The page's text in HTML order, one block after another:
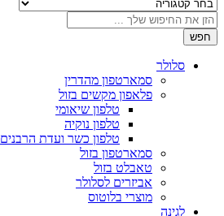
חפש
סלולר
סמארטפון מהדרין
פלאפון מקשים בזול
טלפון שיאומי
טלפון נוקיה
טלפון כשר ועדת הרבנים
סמארטפון בזול
טאבלט בזול
אביזרים לסלולר
מוצרי בלוטוס
לגינה